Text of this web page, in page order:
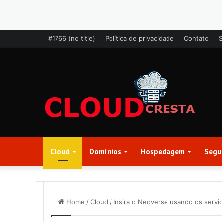
#1766 (no title) Política de privacidade Contato
Cloud Domínios Hospedagem
Home /Cloud / Insira o Neoverse usando os